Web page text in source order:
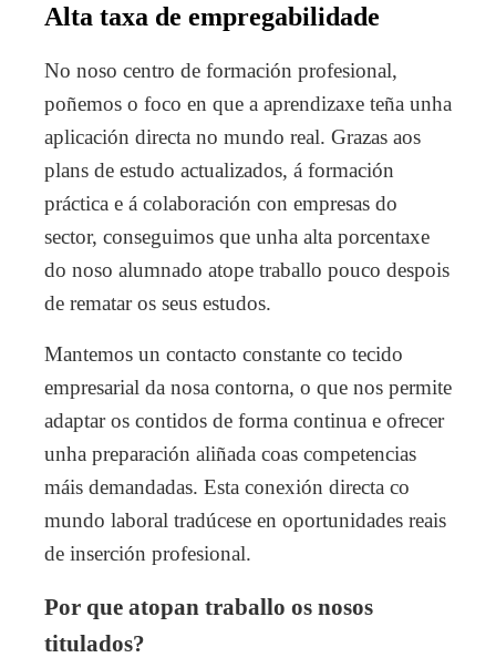
Alta taxa de empregabilidade
No noso centro de formación profesional,
poñemos o foco en que a aprendizaxe teña unha
aplicación directa no mundo real. Grazas aos
plans de estudo actualizados, á formación
práctica e á colaboración con empresas do
sector, conseguimos que unha alta porcentaxe
do noso alumnado atope traballo pouco despois
de rematar os seus estudos.
Mantemos un contacto constante co tecido
empresarial da nosa contorna, o que nos permite
adaptar os contidos de forma continua e ofrecer
unha preparación aliñada coas competencias
máis demandadas. Esta conexión directa co
mundo laboral tradúcese en oportunidades reais
de inserción profesional.
Por que atopan traballo os nosos
titulados?